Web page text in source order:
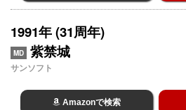
1991年 (31周年)
MD 紫禁城
サンソフト
Amazonで検索